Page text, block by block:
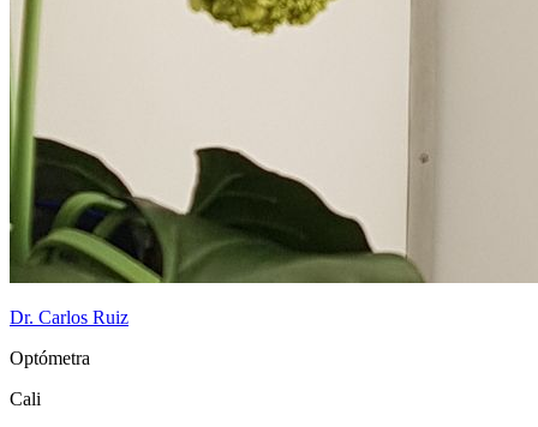
Dr. Carlos Ruiz
Optómetra
Cali